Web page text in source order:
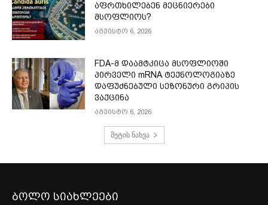
აფრთხილებენ მეცნიერები
მსოფლიოს?
აგვისტო 6, 2026
FDA-მ დაამტკიცა მსოფლიოში
პირველი mRNA ტექნოლოგიაზე
დაფუძნებული სეზონური გრიპის
ვაქცინა
აგვისტო 6, 2026
მეტის ნახვა
ბოლო სიახლეები